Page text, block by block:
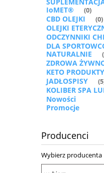
IoMET®
(0)
CBD OLEJKI (0)
OLEJKI
ODCZYNNIKI
DLA
NATURALNIE
ZDROWA
KETO PRODUKTY
JADŁOSPISY
KOLIBER SPA
Nowości
Promocje
Producenci
Wybierz producenta